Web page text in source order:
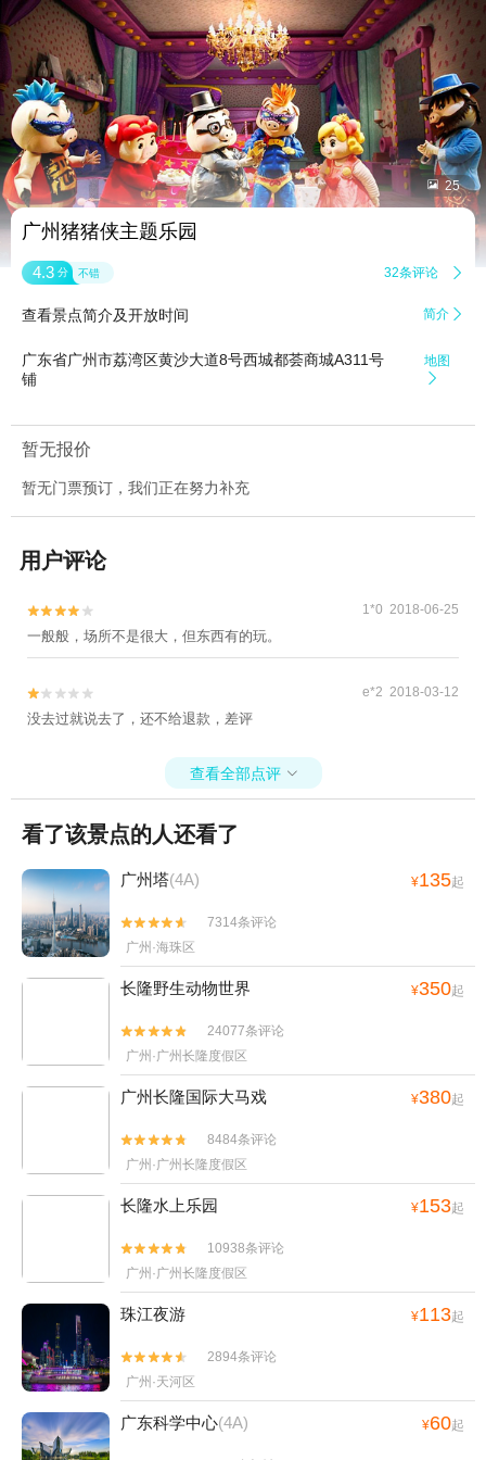
 25
广州猪猪侠主题乐园
4.3 分 不错 32条评论 
查看景点简介及开放时间 简介 
广东省广州市荔湾区黄沙大道8号西城都荟商城A311号
铺
地图

暂无报价
暂无门票预订，我们正在努力补充
用户评论

 1*0 2018-06-25
一般般，场所不是很大，但东西有的玩。

 e*2 2018-03-12
没去过就说去了，还不给退款，差评
查看全部点评 
看了该景点的人还看了
广州塔(4A) ¥135起


7314条评论
广州·海珠区
长隆野生动物世界 ¥350起


24077条评论
广州·广州长隆度假区
广州长隆国际大马戏 ¥380起


8484条评论
广州·广州长隆度假区
长隆水上乐园 ¥153起


10938条评论
广州·广州长隆度假区
珠江夜游 ¥113起


2894条评论
广州·天河区
广东科学中心(4A) ¥60起
